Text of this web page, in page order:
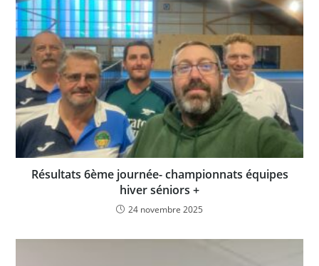
Résultats 6ème journée- championnats équipes
hiver séniors +
24 novembre 2025